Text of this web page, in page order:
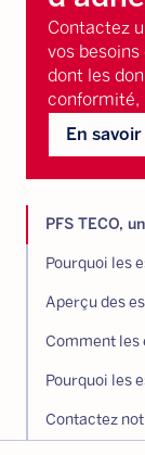
Contactez
vos
dont les
conformité,
En
PFS TECO,
Pourquoi les
Aperçu des
Pourquoi les
Contactez